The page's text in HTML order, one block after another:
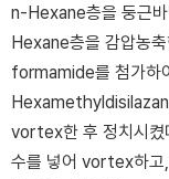
n-Hexane층을 둥근
Hexane층을 감압농
formamide를 첨가하
vortex한 후 정치시켰
수를 넣어 vortex하고